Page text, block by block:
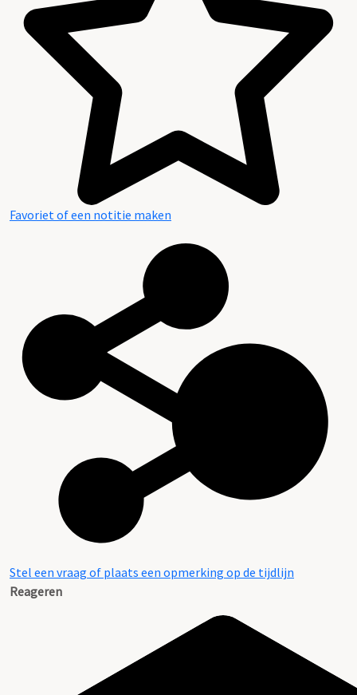
Favoriet of een notitie maken
Stel een vraag of plaats een opmerking op de tijdlijn
Reageren